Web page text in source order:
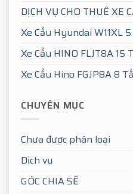
DỊCH VỤ CHO THUÊ XE
Xe Cẩu Hyundai W11XL
Xe Cẩu HINO FLJT8A 15
Xe Cẩu Hino FGJP8A 8
CHUYÊN MỤC
Chưa được phân loại
Dịch vụ
GÓC CHIA SẼ